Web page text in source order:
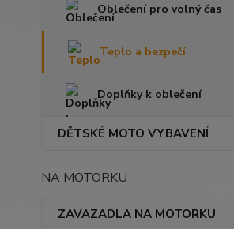
Oblečení pro volný čas
Teplo a bezpečí
Doplňky k oblečení
DĚTSKÉ MOTO VYBAVENÍ
NA MOTORKU
ZAVAZADLA NA MOTORKU